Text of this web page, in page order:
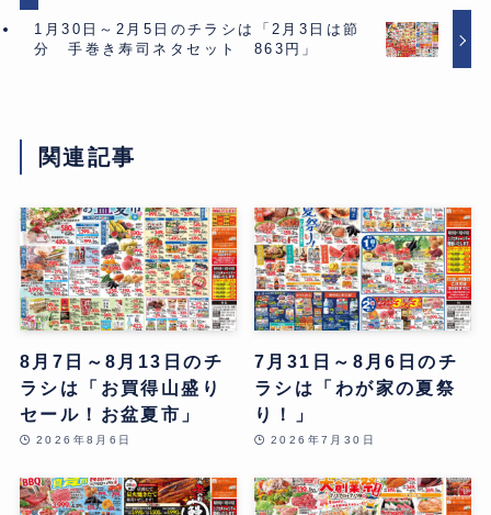
1月30日～2月5日のチラシは「2月3日は節
分 手巻き寿司ネタセット 863円」
関連記事
8月7日～8月13日のチ
ラシは「お買得山盛り
セール！お盆夏市」
2026年8月6日
7月31日～8月6日のチ
ラシは「わが家の夏祭
り！」
2026年7月30日